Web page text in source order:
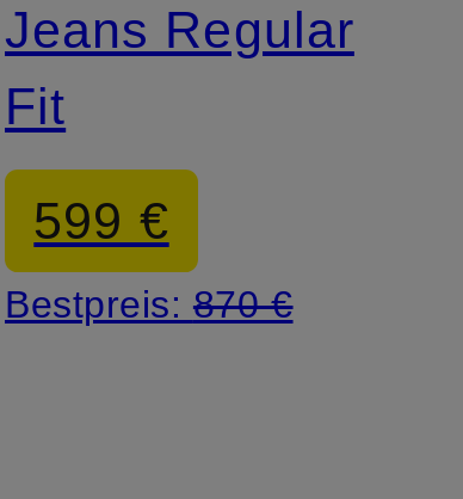
Jeans Regular
Fit
599 €
Bestpreis: 870 €